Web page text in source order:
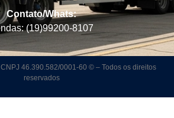
Contato/Whats:
(19)99200-8107
46.390.582/0001-60 © – Todos os direitos
reservados